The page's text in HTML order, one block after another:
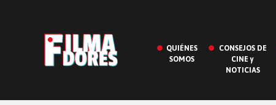
QUIÉNES
SOMOS
CONSEJOS DE
CINE y
NOTICIAS